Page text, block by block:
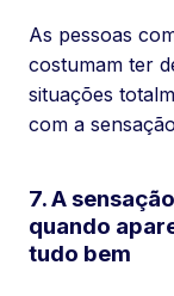
As pessoas
costumam ter
situações
com a
7. A
quando
tudo bem